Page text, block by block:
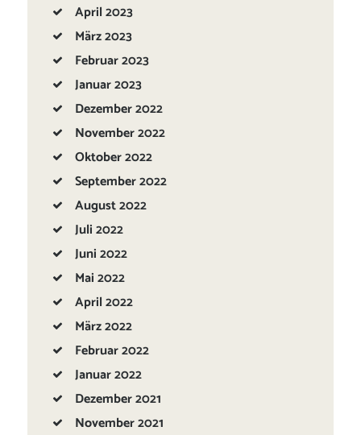
April2023
März2023
Februar2023
Januar2023
Dezember2022
November2022
Oktober2022
September2022
August2022
Juli2022
Juni2022
Mai2022
April2022
März2022
Februar2022
Januar2022
Dezember2021
November2021